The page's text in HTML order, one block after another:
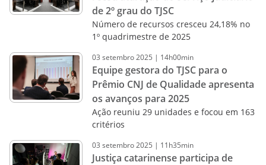
de 2º grau do TJSC
Número de recursos cresceu 24,18% no
1º quadrimestre de 2025
03 setembro2025 | 14h00min
Equipe gestora do TJSC para o
Prêmio CNJ de Qualidade apresenta
os avanços para 2025
Ação reuniu 29 unidades e focou em 163
critérios
03 setembro2025 | 11h35min
Justiça catarinense participa de